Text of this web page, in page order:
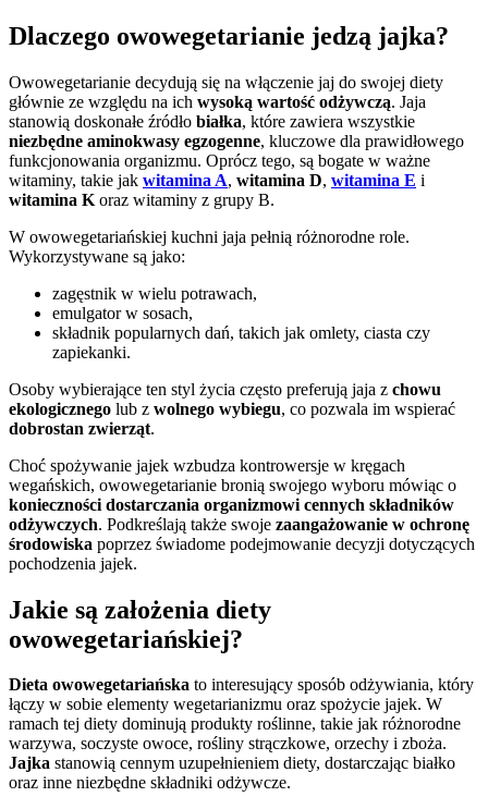
Dlaczego owowegetarianie jedzą jajka?
Owowegetarianie decydują się na włączenie jaj do swojej diety
głównie ze względu na ich wysoką wartość odżywczą. Jaja
stanowią doskonałe źródło białka, które zawiera wszystkie
niezbędne aminokwasy egzogenne, kluczowe dla prawidłowego
funkcjonowania organizmu. Oprócz tego, są bogate w ważne
witaminy, takie jak witamina A, witamina D, witamina E i
witamina K oraz witaminy z grupy B.
W owowegetariańskiej kuchni jaja pełnią różnorodne role.
Wykorzystywane są jako:
zagęstnik w wielu potrawach,
emulgator w sosach,
składnik popularnych dań, takich jak omlety, ciasta czy
zapiekanki.
Osoby wybierające ten styl życia często preferują jaja z chowu
ekologicznego lub z wolnego wybiegu, co pozwala im wspierać
dobrostan zwierząt.
Choć spożywanie jajek wzbudza kontrowersje w kręgach
wegańskich, owowegetarianie bronią swojego wyboru mówiąc o
konieczności dostarczania organizmowi cennych składników
odżywczych. Podkreślają także swoje zaangażowanie w ochronę
środowiska poprzez świadome podejmowanie decyzji dotyczących
pochodzenia jajek.
Jakie są założenia diety
owowegetariańskiej?
Dieta owowegetariańska to interesujący sposób odżywiania, który
łączy w sobie elementy wegetarianizmu oraz spożycie jajek. W
ramach tej diety dominują produkty roślinne, takie jak różnorodne
warzywa, soczyste owoce, rośliny strączkowe, orzechy i zboża.
Jajka stanowią cennym uzupełnieniem diety, dostarczając białko
oraz inne niezbędne składniki odżywcze.